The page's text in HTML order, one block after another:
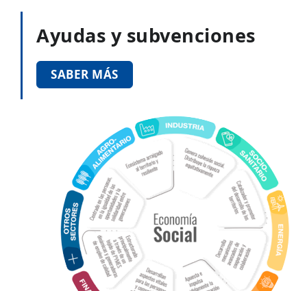
Ayudas y subvenciones
SABER MÁS